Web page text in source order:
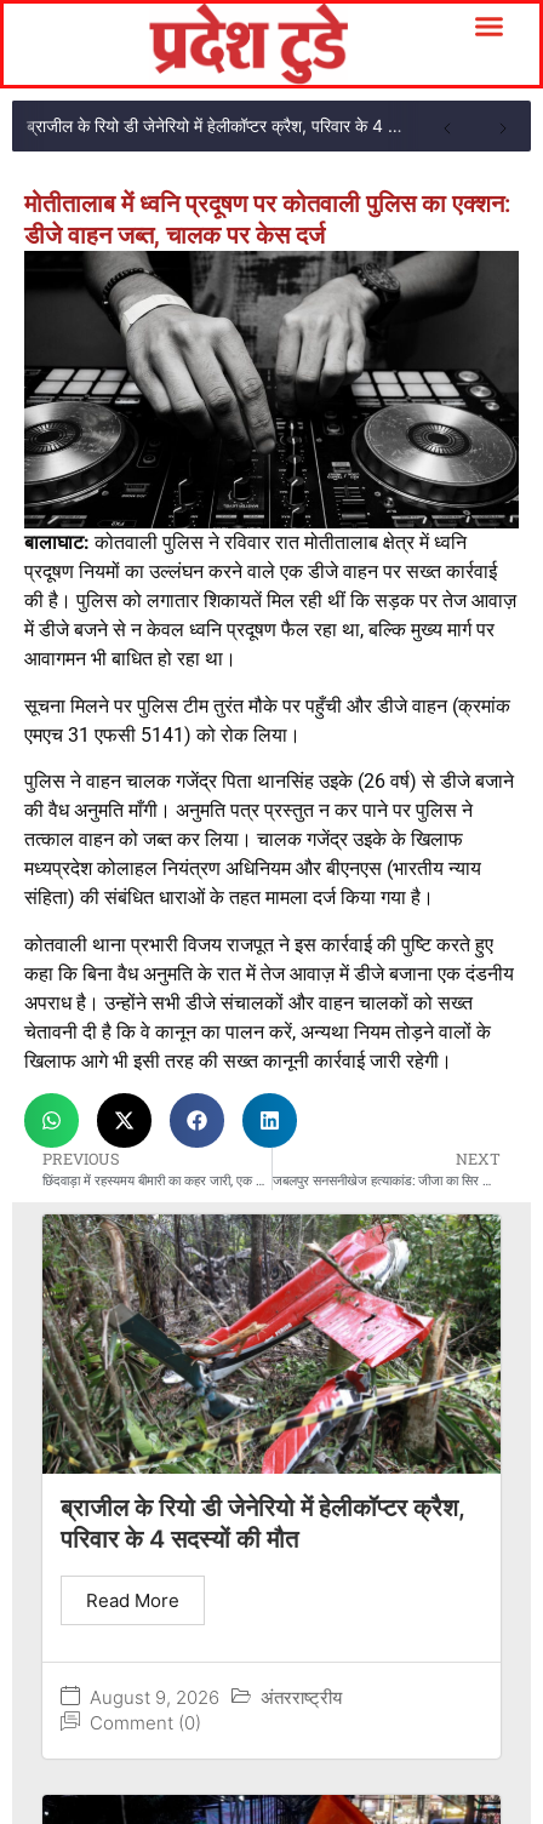
ब्राजील के रियो डी जेनेरियो में हेलीकॉप्टर क्रैश, परिवार के 4 सदस्यों की मौत
मोतीतालाब में ध्वनि प्रदूषण पर कोतवाली पुलिस का एक्शन:
डीजे वाहन जब्त, चालक पर केस दर्ज
बालाघाट: कोतवाली पुलिस ने रविवार रात मोतीतालाब क्षेत्र में ध्वनि
प्रदूषण नियमों का उल्लंघन करने वाले एक डीजे वाहन पर सख्त कार्रवाई
की है। पुलिस को लगातार शिकायतें मिल रही थीं कि सड़क पर तेज आवाज़
में डीजे बजने से न केवल ध्वनि प्रदूषण फैल रहा था, बल्कि मुख्य मार्ग पर
आवागमन भी बाधित हो रहा था।
सूचना मिलने पर पुलिस टीम तुरंत मौके पर पहुँची और डीजे वाहन (क्रमांक
एमएच 31 एफसी 5141) को रोक लिया।
पुलिस ने वाहन चालक गजेंद्र पिता थानसिंह उइके (26 वर्ष) से डीजे बजाने
की वैध अनुमति माँगी। अनुमति पत्र प्रस्तुत न कर पाने पर पुलिस ने
तत्काल वाहन को जब्त कर लिया। चालक गजेंद्र उइके के खिलाफ
मध्यप्रदेश कोलाहल नियंत्रण अधिनियम और बीएनएस (भारतीय न्याय
संहिता) की संबंधित धाराओं के तहत मामला दर्ज किया गया है।
कोतवाली थाना प्रभारी विजय राजपूत ने इस कार्रवाई की पुष्टि करते हुए
कहा कि बिना वैध अनुमति के रात में तेज आवाज़ में डीजे बजाना एक दंडनीय
अपराध है। उन्होंने सभी डीजे संचालकों और वाहन चालकों को सख्त
चेतावनी दी है कि वे कानून का पालन करें, अन्यथा नियम तोड़ने वालों के
खिलाफ आगे भी इसी तरह की सख्त कानूनी कार्रवाई जारी रहेगी।
PREVIOUS
छिंदवाड़ा में रहस्यमय बीमारी का कहर जारी, एक और मासूम की मौत; जाँच के लिए पुणे भेजे गए सैंपल
NEXT
जबलपुर सनसनीखेज हत्याकांड: जीजा का सिर और हाथ काटने वाले आरोपी को उम्रकैद
ब्राजील के रियो डी जेनेरियो में हेलीकॉप्टर क्रैश,
परिवार के 4 सदस्यों की मौत
August 9, 2026
अंतरराष्ट्रीय
Comment (0)
Read More